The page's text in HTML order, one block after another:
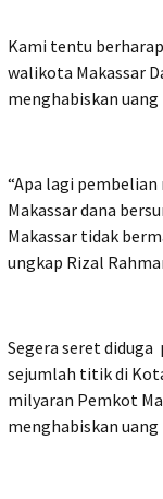
Kami tentu
walikota Makassar
menghabiskan uang
“Apa lagi
Makassar dana
Makassar tidak
ungkap Rizal
Segera seret
sejumlah titik di
milyaran Pemkot
menghabiskan